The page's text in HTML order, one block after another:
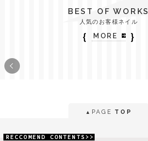
BEST OF WORKS
人気のお客様ネイル
｛ MORE ｝
▲ PAGE TOP
RECCOMEND CONTENTS>>